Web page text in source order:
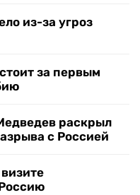
из-за угроз
за первым
раскрыл
с Россией